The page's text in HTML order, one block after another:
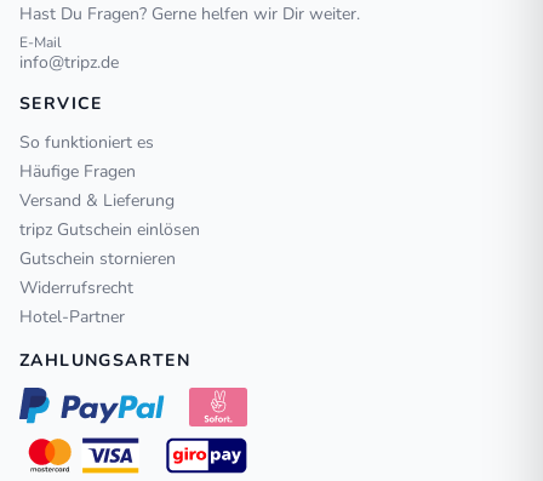
Hast Du Fragen? Gerne helfen wir Dir weiter.
E-Mail
info@tripz.de
SERVICE
So funktioniert es
Häufige Fragen
Versand & Lieferung
tripz Gutschein einlösen
Gutschein stornieren
Widerrufsrecht
Hotel-Partner
ZAHLUNGSARTEN